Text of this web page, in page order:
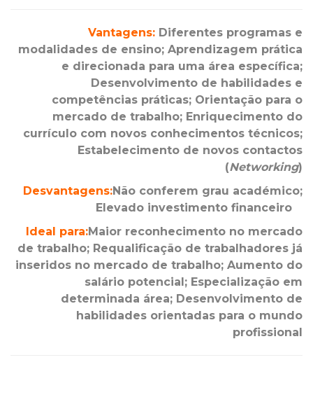
Vantagens: Diferentes programas e
modalidades de ensino; Aprendizagem prática
e direcionada para uma área específica;
Desenvolvimento de habilidades e
competências práticas; Orientação para o
mercado de trabalho; Enriquecimento do
currículo com novos conhecimentos técnicos;
Estabelecimento de novos contactos
(Networking)
Desvantagens:Não conferem grau académico;
Elevado investimento financeiro
Ideal para:Maior reconhecimento no mercado
de trabalho; Requalificação de trabalhadores já
inseridos no mercado de trabalho; Aumento do
salário potencial; Especialização em
determinada área; Desenvolvimento de
habilidades orientadas para o mundo
profissional